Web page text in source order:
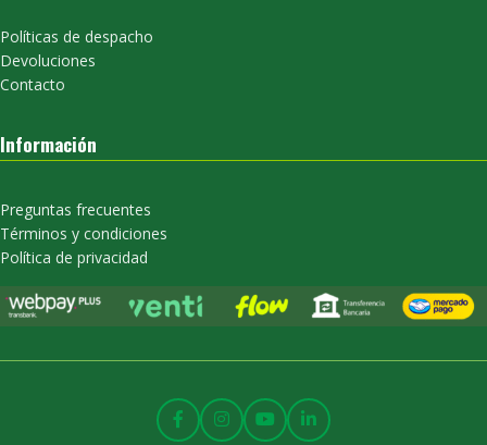
Políticas de despacho
Devoluciones
Contacto
Información
Preguntas frecuentes
Términos y condiciones
Política de privacidad